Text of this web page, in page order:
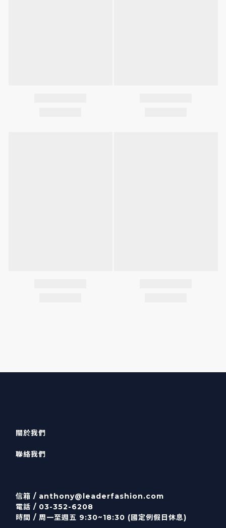
關於我們
聯絡我們
信箱 / anthony@leaderfashion.com
電話 / 03-352-6208
時間 / 周一至週五 9:30~18:30 (國定例假日休息)